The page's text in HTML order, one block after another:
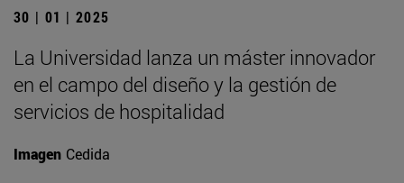
30 | 01 | 2025
La Universidad lanza un máster innovador
en el campo del diseño y la gestión de
servicios de hospitalidad
Imagen Cedida